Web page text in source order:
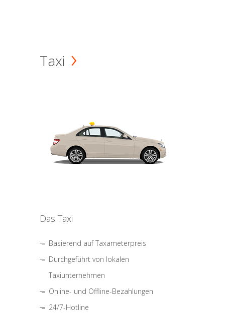
Taxi
Das Taxi
Basierend auf Taxameterpreis
Durchgeführt von lokalen
Taxiunternehmen
Online- und Offline-Bezahlungen
24/7-Hotline